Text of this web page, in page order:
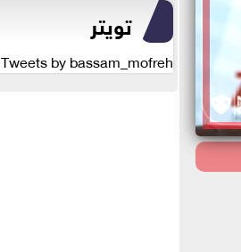
تويتر
Tweets by bassam_mofreh